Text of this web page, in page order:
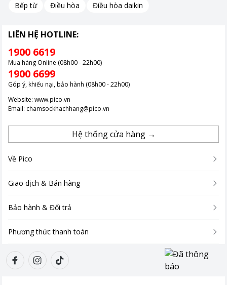
Bếp từ
Điều hòa Điều hòa daikin
LIÊN HỆ HOTLINE:
1900 6619
Mua hàng Online (08h00 - 22h00)
1900 6699
Góp ý, khiếu nại, bảo hành (08h00 - 22h00)
Website: www.pico.vn
Email: chamsockhachhang@pico.vn
Hệ thống cửa hàng →
Về Pico
Giao dịch & Bán hàng
Bảo hành & Đổi trả
Phương thức thanh toán